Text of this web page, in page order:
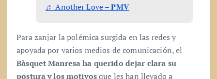
♬ Another Love – 𝐏𝐌𝐕
Para zanjar la polémica surgida en las redes y
apoyada por varios medios de comunicación, el
Bàsquet Manresa ha querido dejar clara su
postura y los motivosque les han llevado a